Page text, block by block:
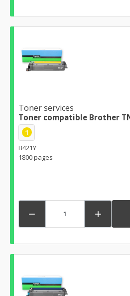
Toner services
Toner compatible Brother
1
B421Y
1800 pages
 